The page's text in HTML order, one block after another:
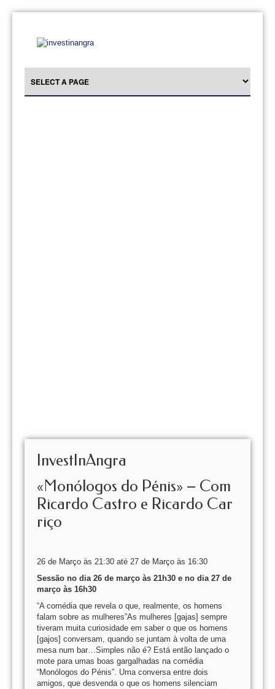
InvestInAngra
«Monólogos do Pénis» – Com
Ricardo Castro e Ricardo Car
riço
26 de Março às 21:30 até 27 de Março às 16:30
Sessão no dia 26 de março às 21h30 e no dia 27 de
março às 16h30
“A comédia que revela o que, realmente, os homens
falam sobre as mulheres”As mulheres [gajas] sempre
tiveram muita curiosidade em saber o que os homens
[gajos] conversam, quando se juntam à volta de uma
mesa num bar…Simples não é? Está então lançado o
mote para umas boas gargalhadas na comédia
“Monólogos do Pénis”. Uma conversa entre dois
amigos, que desvenda o que os homens silenciam